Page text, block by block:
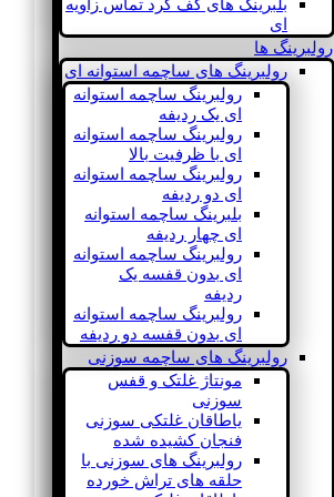
بلبرینگ های کف گرد تماس زاویه
ای
رولبرینگ ها
رولبرینگ های ساچمه استوانه ای
رولبرینگ ساچمه استوانه
ای یک ردیفه
رولبرینگ ساچمه استوانه
ای با ظرفیت بالا
رولبرینگ ساچمه استوانه
ای دو ردیفه
بلبرینگ ساچمه استوانه
ای چهار ردیفه
رولبرینگ ساچمه استوانه
ای بدون قفسه یک
ردیفه
رولبرینگ ساچمه استوانه
ای بدون قفسه دو ردیفه
رولبرینگ های ساچمه سوزنی
مونتاژ غلتک و قفس
سوزنی
یاطاقان غلتکی سوزنی
فنجان کشیده شده
رولبرینگ های سوزنی با
حلقه های تراش خورده